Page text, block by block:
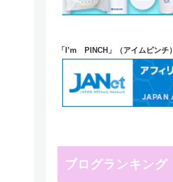
「I’m PINCH」（アイムピンチ）
ブログランキング